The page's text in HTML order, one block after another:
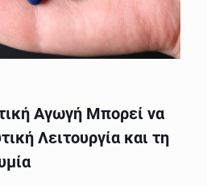
Αγωγή Μπορεί να
Λειτουργία και τη